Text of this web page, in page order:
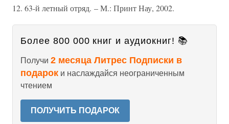
12. 63-й летный отряд. – М.: Принт Нау, 2002.
Более 800 000 книг и аудиокниг! 📚
Получи 2 месяца Литрес Подписки в
подарок и наслаждайся неограниченным
чтением
ПОЛУЧИТЬ ПОДАРОК